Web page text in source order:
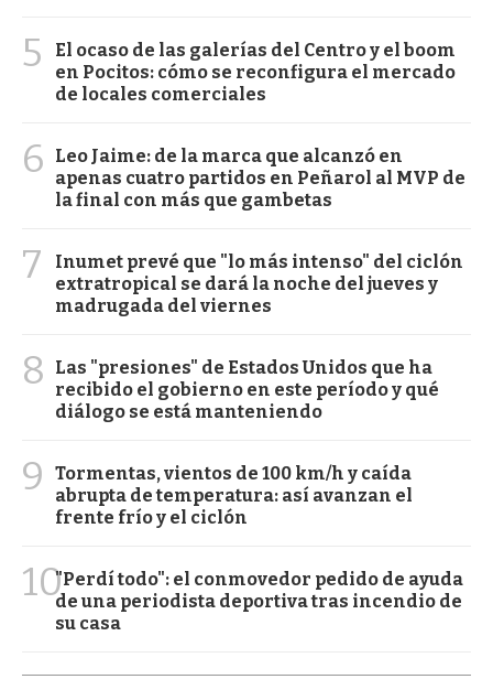
5
El ocaso de las galerías del Centro y el boom
en Pocitos: cómo se reconfigura el mercado
de locales comerciales
6
Leo Jaime: de la marca que alcanzó en
apenas cuatro partidos en Peñarol al MVP de
la final con más que gambetas
7
Inumet prevé que "lo más intenso" del ciclón
extratropical se dará la noche del jueves y
madrugada del viernes
8
Las "presiones" de Estados Unidos que ha
recibido el gobierno en este período y qué
diálogo se está manteniendo
9
Tormentas, vientos de 100 km/h y caída
abrupta de temperatura: así avanzan el
frente frío y el ciclón
10"Perdí todo": el conmovedor pedido de ayuda
de una periodista deportiva tras incendio de
su casa